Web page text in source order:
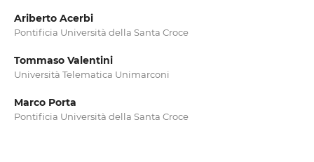
Ariberto Acerbi
Pontificia Università della Santa Croce
Tommaso Valentini
Università Telematica Unimarconi
Marco Porta
Pontificia Università della Santa Croce